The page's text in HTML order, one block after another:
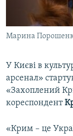
СВІДЧЕННЯ
УКРАЇНСЬКА
ІНФОГРАФІКА
Qırımtatar
ДОЛУЧАЙСЯ!
Усі сайти RFE/
Марина
У Києві в
арсенал»
«Захоплений
кореспондент
«Крим – це